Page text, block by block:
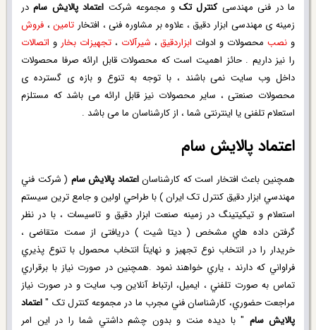
ما در فنی مهندسیکنترل تک و مجموعه شرکت اعتماد پالایش سامدر
زمینه ی مهندسی ابزار دقیق ، علاوه بر مشاوره فنی ، افتخار تامين، فروش
و نصبمحصولات و ادوات ابزاردقيق ، شيرآلات ،تجهيزات بخار و اتصالات
را نیز داریم . حائز اهمیت است که محصولات قابل ارائه صرفا محصولات
داخل وب سایت نمی باشند ، با توجه به تنوع و بازه ی گسترده ی
محصولات صنعتی ، سایر محصولات نیز قابل ارائه می باشد که مستلزم
استعلام تلفنی یا اینترنتی شما ، از کارشناسان ما می باشد .
اعتماد پالایش سام
همچنين باعث افتخار است که کارشناساناعتماد پالایش سام ( شرکت فني
مهندسي ابزار دقيق کنترل تک ايران ) با طراحي اولين و جامع ترين سیستم
استعلام و تیکیتینگ در زمينه صنعت ابزار دقيق و تاسيسات ، با در نظر
گرفتن داده هاي مشخص ( ديتا شيت ) دریافتی از سمت متقاضی ،
خریدار را در انتخاب نوع تجهيز و نهايتاً انتخاب محصول با تنوع پذيري
فراواني که دارند ، ياري خواهند نمود .همچنين در صورت نياز با برقراري
تماس به صورت تلفني ، ايميل، ارتباط آنلاين وب سايت و در صورت نياز
مراجعت حضوري، کارشناسان فني مجرب ما در مجموعه کنترل تک "اعتماد
پالایش سام " با ديده منت و بدون چشم داشتي شما را در اين امر